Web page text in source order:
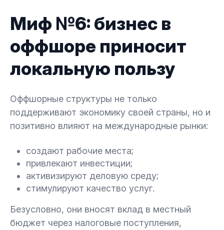
Миф №6: бизнес в
оффшоре приносит
локальную пользу
Оффшорные структуры не только
поддерживают экономику своей страны, но и
позитивно влияют на международные рынки:
создают рабочие места;
привлекают инвестиции;
активизируют деловую среду;
стимулируют качество услуг.
Безусловно, они вносят вклад в местный
бюджет через налоговые поступления,